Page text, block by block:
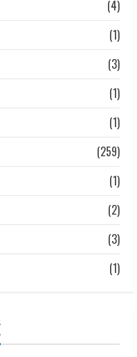
(4)
(1)
(3)
(1)
(1)
(259)
(1)
(2)
(3)
(1)